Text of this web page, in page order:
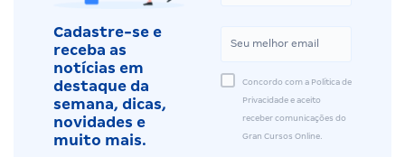
Cadastre-se e
receba as
notícias em
destaque da
semana, dicas,
novidades e
muito mais.
Concordo com a Política de
Privacidade e aceito
receber comunicações do
Gran Cursos Online.